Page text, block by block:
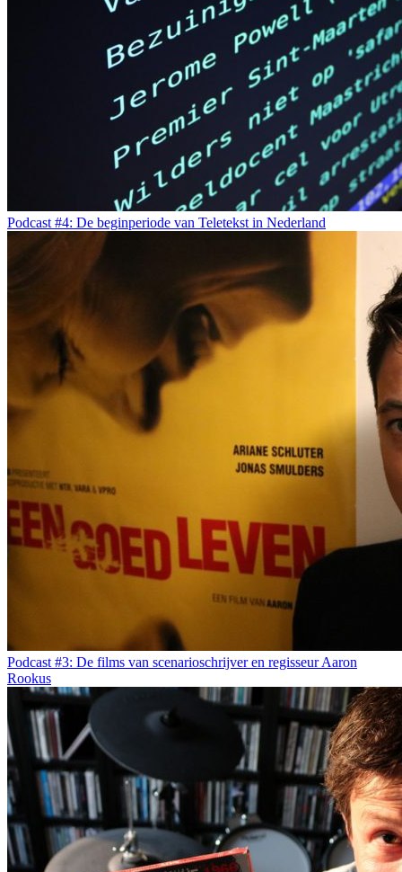
Podcast #4: De beginperiode van Teletekst in Nederland
Podcast #3: De films van scenarioschrijver en regisseur Aaron
Rookus